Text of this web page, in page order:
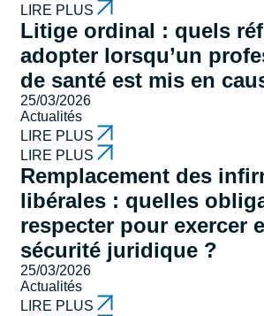
LIRE PLUS
Litige ordinal : quels
adopter lorsqu’un
de santé est mis en
25/03/2026
Actualités
LIRE PLUS
LIRE PLUS
Remplacement des
libérales : quelles
respecter pour exercer
sécurité juridique ?
25/03/2026
Actualités
LIRE PLUS